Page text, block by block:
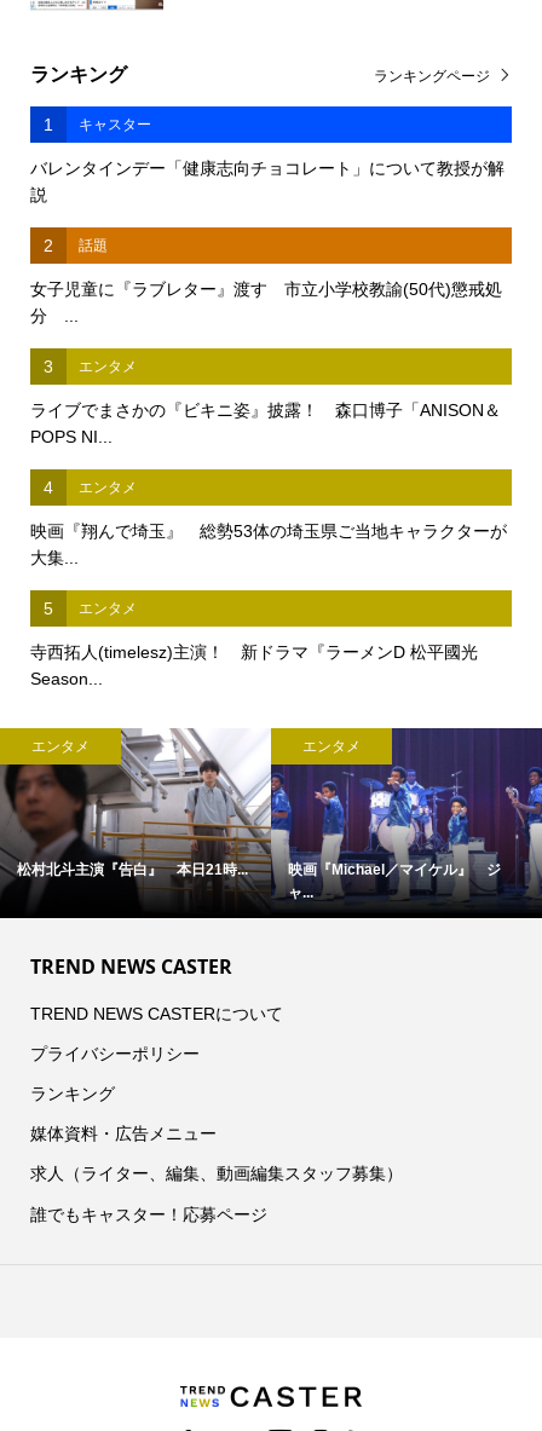
ランキング
1 キャスター
バレンタインデー「健康志向チョコレート」について教授が解
説
2 話題
女子児童に『ラブレター』渡す 市立小学校教諭(50代)懲戒処
分 ...
3 エンタメ
ライブでまさかの『ビキニ姿』披露！ 森口博子「ANISON＆
POPS NI...
4 エンタメ
映画『翔んで埼玉』 総勢53体の埼玉県ご当地キャラクターが
大集...
5 エンタメ
寺西拓人(timelesz)主演！ 新ドラマ『ラーメンD 松平國光
Season...
ランキングページ
エンタメ
映画『オークストリートの異変』×...
エンタメ
完全撮り下ろし「2027年版 羽生結...
TREND NEWS CASTER
TREND NEWS CASTERについて
プライバシーポリシー
ランキング
媒体資料・広告メニュー
求人（ライター、編集、動画編集スタッフ募集）
誰でもキャスター！応募ページ